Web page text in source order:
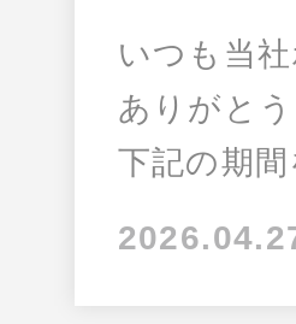
いつも当
ありがと
下記の期